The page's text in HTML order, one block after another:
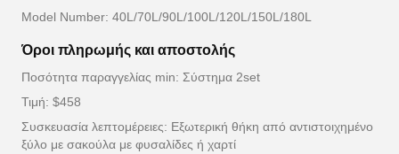
Model Number: 40L/70L/90L/100L/120L/150L/180L
Όροι πληρωμής και αποστολής
Ποσότητα παραγγελίας min: Σύστημα 2set
Τιμή: $458
Συσκευασία λεπτομέρειες: Εξωτερική θήκη από αντιστοιχημένο
ξύλο με σακούλα με φυσαλίδες ή χαρτί